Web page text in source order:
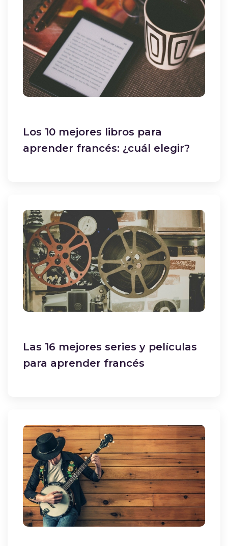
Los 10 mejores libros para
aprender francés: ¿cuál elegir?
Las 16 mejores series y películas
para aprender francés